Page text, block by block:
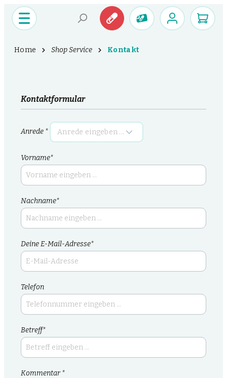
Home Shop Service Kontakt
Kontaktformular
Anrede *
Vorname*
Nachname*
Deine E-Mail-Adresse*
Telefon
Betreff*
Kommentar *